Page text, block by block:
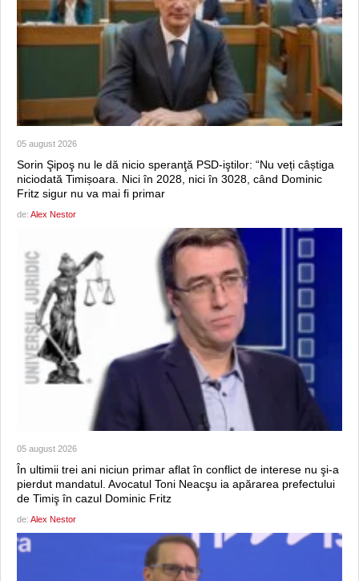
05 august 2026
Sorin Şipoş nu le dă nicio speranţă PSD-iştilor: “Nu veți câștiga
niciodată Timișoara. Nici în 2028, nici în 3028, când Dominic
Fritz sigur nu va mai fi primar
de: Alex Nestor
05 august 2026
În ultimii trei ani niciun primar aflat în conflict de interese nu şi-a
pierdut mandatul. Avocatul Toni Neacşu ia apărarea prefectului
de Timiş în cazul Dominic Fritz
de: Alex Nestor